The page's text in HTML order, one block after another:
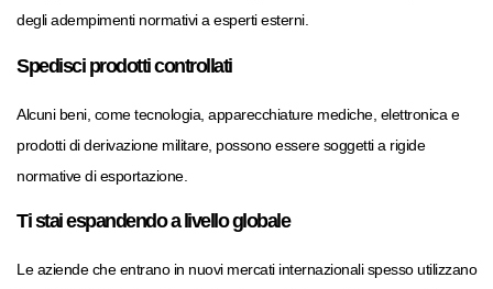
degli adempimenti normativi a esperti esterni.
Spedisci prodotti controllati
Alcuni beni, come tecnologia, apparecchiature mediche, elettronica e
prodotti di derivazione militare, possono essere soggetti a rigide
normative di esportazione.
Ti stai espandendo a livello globale
Le aziende che entrano in nuovi mercati internazionali spesso utilizzano